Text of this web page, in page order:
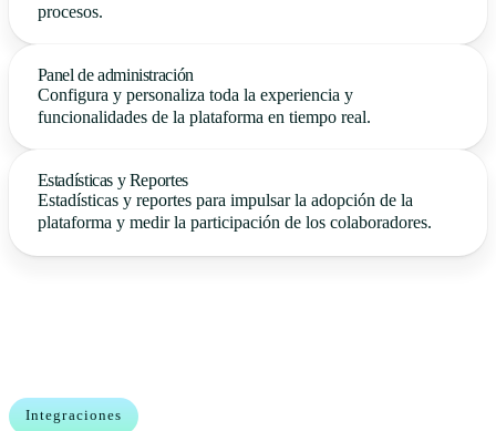
procesos.
Panel de administración
Configura y personaliza toda la experiencia y
funcionalidades de la plataforma en tiempo real.
Estadísticas y Reportes
Estadísticas y reportes para impulsar la adopción de la
plataforma y medir la participación de los colaboradores.
Integraciones